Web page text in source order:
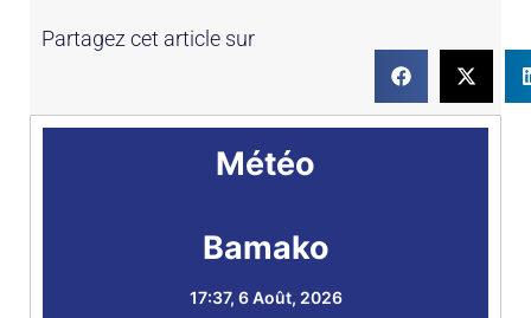
Partagez cet article sur
Météo
Bamako
17:37, 6 Août, 2026